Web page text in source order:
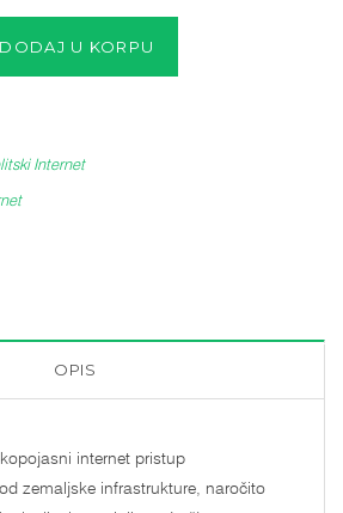
DODAJ U KORPU
Internet
OPIS
internet pristup
zemaljske infrastrukture, naročito